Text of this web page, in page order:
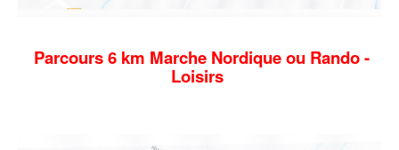
Parcours 6 km Marche Nordique ou Rando -
Loisirs